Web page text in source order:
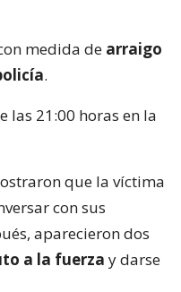
medida de arraigo
.
las 21:00 horas en la
que la víctima
con sus
aparecieron dos
a la fuerza y darse